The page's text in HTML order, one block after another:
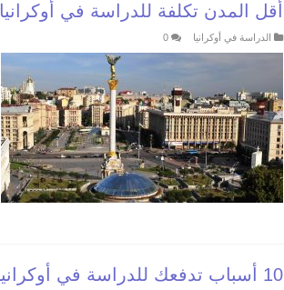
أقل المدن تكلفة للدراسة في أوكرانيا
الدراسة في أوكرانيا 0
10 أسباب تدفعك للدراسة في أوكرانيا